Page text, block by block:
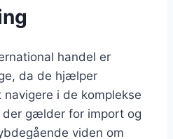
handel er
da de hjælper
i de komplekse
der gælder for import og
viden om